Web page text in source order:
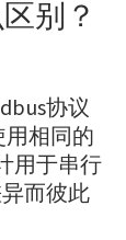
别？
协议
相同的
用于串行
而彼此